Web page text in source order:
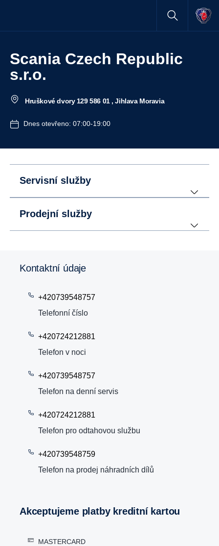
Scania Czech Republic
s.r.o.
Hruškové dvory 129 586 01 , Jihlava Moravia
Dnes otevřeno: 07:00-19:00
Servisní služby
Prodejní služby
Kontaktní údaje
+420739548757
Telefonní číslo
+420724212881
Telefon v noci
+420739548757
Telefon na denní servis
+420724212881
Telefon pro odtahovou službu
+420739548759
Telefon na prodej náhradních dílů
Akceptujeme platby kreditní kartou
MASTERCARD